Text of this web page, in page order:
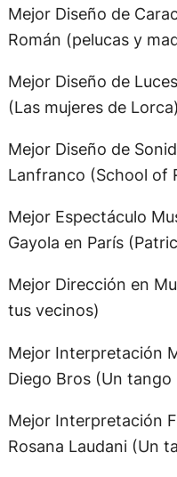
Mejor Diseño de
Román (pelucas y
Mejor Diseño de
(Las mujeres de Lorca)
Mejor Diseño de
Lanfranco (School of
Mejor Espectáculo
Gayola en París
Mejor Dirección en
tus vecinos)
Mejor Interpretación
Diego Bros (Un tango
Mejor Interpretación
Rosana Laudani (Un